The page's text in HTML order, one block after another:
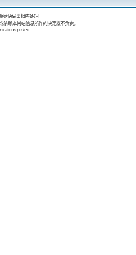
尽快做出相应处理.
赖本网站信息所作的决定概不负责。
posted.